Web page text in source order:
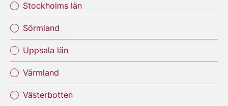
Stockholms län
Sörmland
Uppsala län
Värmland
Västerbotten